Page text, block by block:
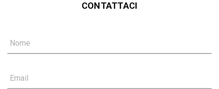
CONTATTACI
Nome
Email